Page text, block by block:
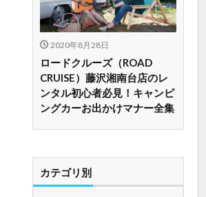
2020年8月28日
ロードクルーズ（ROAD
CRUISE）藤沢湘南台店のレ
ンタル初心者必見！キャンピ
ングカーお出かけマナー全集
カテゴリ別